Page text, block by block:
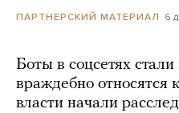
ПАРТНЕРСКИЙ МАТЕРИАЛ 6
Боты в соцсетях
враждебно относятся
власти начали